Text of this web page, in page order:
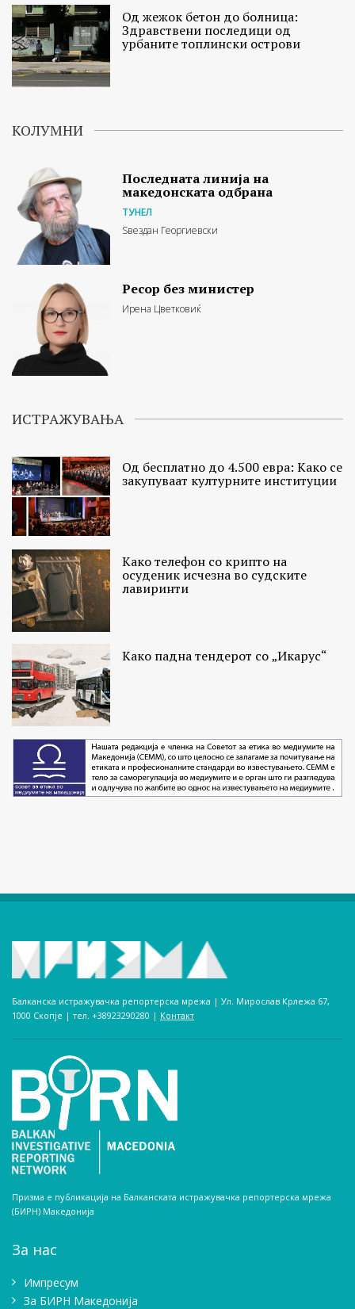
Од жежок бетон до болница:
Здравствени последици од
урбаните топлински острови
КОЛУМНИ
Последната линија на
македонската одбрана
ТУНЕЛ
Ѕвездан Георгиевски
Ресор без министер
Ирена Цветковиќ
ИСТРАЖУВАЊА
Од бесплатно до 4.500 евра: Како се
закупуваат културните институции
Како телефон со крипто на
осуденик исчезна во судските
лавиринти
Како падна тендерот со „Икарус“
Балканска истражувачка репортерска мрежа | Ул. Мирослав Крлежа 67,
1000 Скопје | тел. +38923290280­ | Контакт
Призма е публикација на Балканската истражувачка репортерска мрежа
(БИРН) Македонија
За нас
Импресум
Зa БИРН Македонија